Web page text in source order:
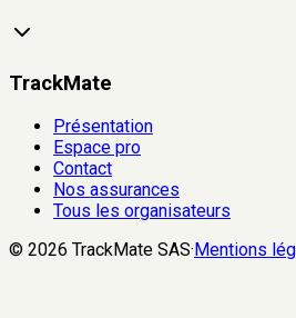
TrackMate
Présentation
Espace pro
Contact
Nos assurances
Tous les organisateurs
© 2026 TrackMate SAS· Mentions